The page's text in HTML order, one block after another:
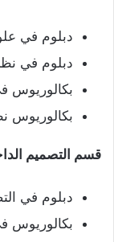
دبلوم في
دبلوم في
بكالوريوس
بكالوريوس
قسم التصميم
دبلوم في
بكالوريوس